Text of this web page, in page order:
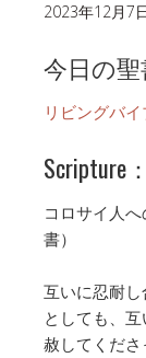
2023年12月7
今日の
リビングバイ
Scripture：
コロサイ人
書）
互いに忍耐
としても、
赦してくだ